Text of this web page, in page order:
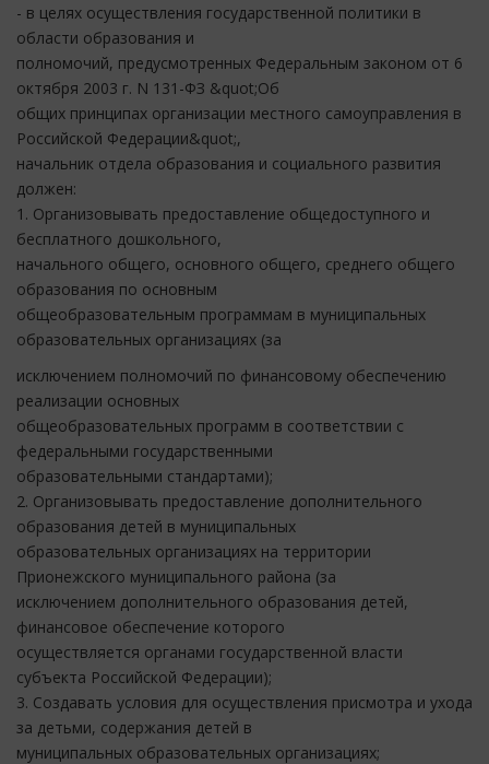
- в целях осуществления государственной политики в
области образования и
полномочий, предусмотренных Федеральным законом от 6
октября 2003 г. N 131-ФЗ &quot;Об
общих принципах организации местного самоуправления в
Российской Федерации&quot;,
начальник отдела образования и социального развития
должен:
1. Организовывать предоставление общедоступного и
бесплатного дошкольного,
начального общего, основного общего, среднего общего
образования по основным
общеобразовательным программам в муниципальных
образовательных организациях (за
исключением полномочий по финансовому обеспечению
реализации основных
общеобразовательных программ в соответствии с
федеральными государственными
образовательными стандартами);
2. Организовывать предоставление дополнительного
образования детей в муниципальных
образовательных организациях на территории
Прионежского муниципального района (за
исключением дополнительного образования детей,
финансовое обеспечение которого
осуществляется органами государственной власти
субъекта Российской Федерации);
3. Создавать условия для осуществления присмотра и ухода
за детьми, содержания детей в
муниципальных образовательных организациях;